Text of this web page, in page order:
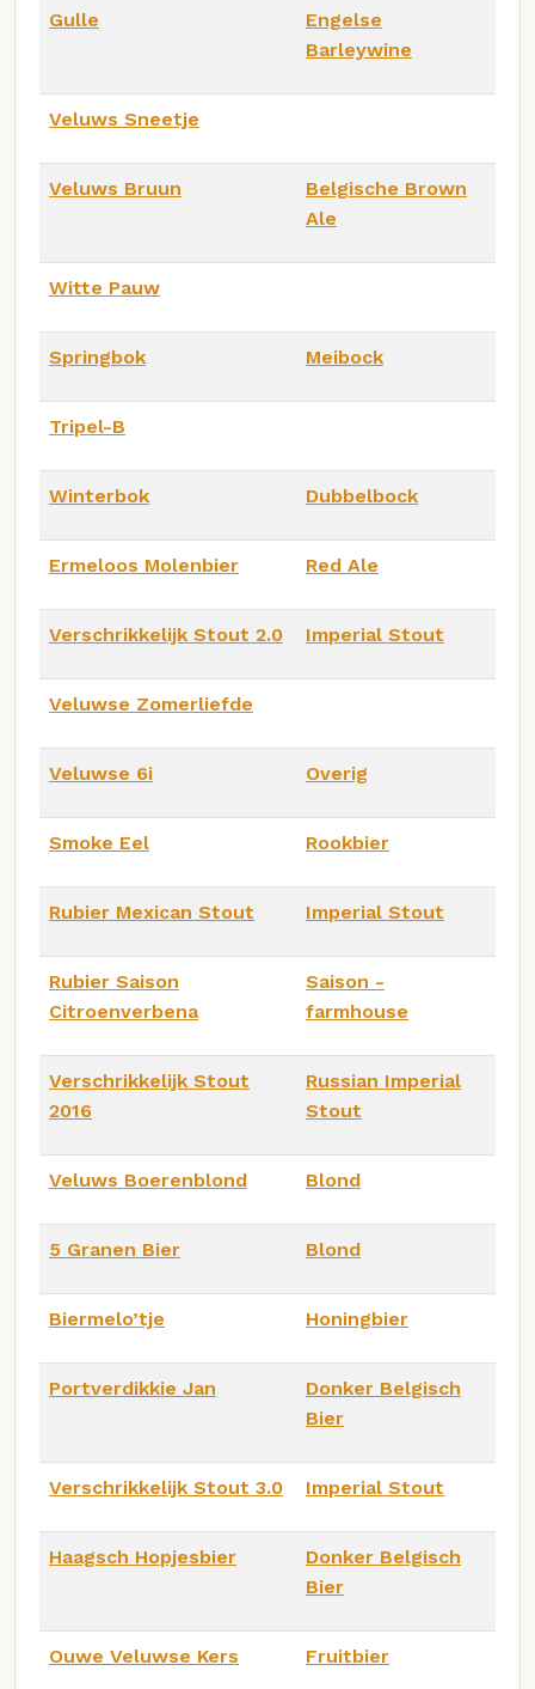
Gulle
Engelse
Barleywine
Veluws Sneetje
Veluws Bruun
Belgische Brown
Ale
Witte Pauw
Springbok Meibock
Tripel-B
Winterbok Dubbelbock
Ermeloos Molenbier Red Ale
Verschrikkelijk Stout 2.0 Imperial Stout
Veluwse Zomerliefde
Veluwse 6i Overig
Smoke Eel Rookbier
Rubier Mexican Stout Imperial Stout
Rubier Saison
Citroenverbena
Saison -
farmhouse
Verschrikkelijk Stout
2016
Russian Imperial
Stout
Veluws Boerenblond Blond
5 Granen Bier Blond
Biermelo’tje Honingbier
Portverdikkie Jan
Donker Belgisch
Bier
Verschrikkelijk Stout 3.0 Imperial Stout
Haagsch Hopjesbier
Donker Belgisch
Bier
Ouwe Veluwse Kers Fruitbier